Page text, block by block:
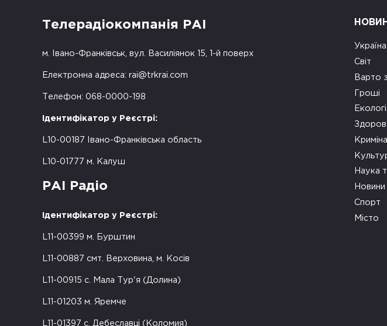
Телерадіокомпанія РАІ
м. Івано-Франківськ, вул. Василіянок 15, 1-й поверх
Електронна адреса: rai@trkrai.com
Телефон: 068-0000-198
Ідентифікатор у Реєстрі:
L10-00187 Івано-Франківська область
L10-01777 м. Калуш
РАІ Радіо
Ідентифікатор у Реєстрі:
L11-00399 м. Бурштин
L11-00887 смт. Верховина, м. Косів
L11-00915 с. Мала Тур'я (Долина)
L11-01203 м. Яремче
L11-01397 с. Дебеславці (Коломия)
Україна
Світ
Варто
Гроші
Наука
Новини
Спорт
Місто